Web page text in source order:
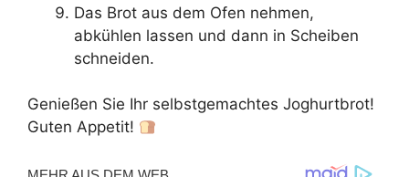
Das Brot aus dem Ofen nehmen,
abkühlen lassen und dann in Scheiben
schneiden.
Genießen Sie Ihr selbstgemachtes Joghurtbrot!
Guten Appetit!